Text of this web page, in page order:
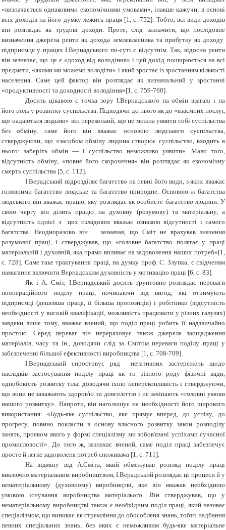
«визначається однаковими економічними умовами», інакше кажучи, в основі
всіх доходів на його думку лежить праця [1, с. 752]. Тобто, всі види доходів
він розглядає як трудові доходи. Проте, слід зазначити, що послідовне
визначення джерела ренти як дохода землевласника та прибутку як доходу
підприємця у працях І.Вернадського по-суті є відсутнім. Так, відосно ренти
він зазначає, що це є «доход від володіння» і цей дохід поширюється на всі
предмети, «якими ми можемо володіти» і який зростає із зростанням кількості
населення. Саме цей фактор він розглядає як визначальний у зростанні
«продуктивності та доходності володіння»[1, с. 759-760].
Досить цікавою є точка зору І.Вернадського на обмін взагалі і на
його роль у розвитку суспільства. Підходячи до нього як до «взаємних послуг,
що надаються людьми» він переконаий, що не можна уявити собі суспільства
без обміну, саме його він вважає основою людського суспільства,
стверджуючи, що «засобом обміну людина створює суспільство, входить в
нього: заберіть обмін — і суспільство неможливо уявити». Мало того,
відсутність обміну, «повне його скорочення» він розглядає як економічну
смерть суспільства [5, с. 112].
І.Верадський підрозділяє багатство на певні його види, з яких вважає
головними багатство людське та багатство природне. Основою ж багатства
людського він вважає працю, яку розглядає як особисте багатство людини. У
свою чергу він ділить працю на духовну (розумову) та матеріальну, а
відсутність однієї з цих складових вважає ознакою відсутності і самого
багатства. Неодноразово він зазначав, що Сміт не врахував значення
розумової праці, і стверджував, що «головне багатство полягає у праці
матеріальній і духовній, яка прямо впливає на задоволення наших потреб»[1,
с. 728]. Саме таке трактування праці, на думку проф. С. Злупка, є свідченям
намагання включити Вернадським духовність у мотивацію праці [6, с. 83].
Як і А. Сміт, І.Вернадський досить ґрунтовно розглядає переваги
поопераційного поділу праці, починаючи від вигод, які отримують
підприємці (дешевша праця, її більша пропозиція) і робітники (відсутність
необхідності у високій кваліфікації, можливість працювати у різних галузях)
завдяки лише тому, вважає вчений, що поділ праці робить її надзвичайно
простою. Серед переваг він перераховує також джерела заощадження
матеріалів, часу та ін., доводячи слід за Смітом переваги поділу праці у
забезпеченні більшої ефективності виробництва [1, с. 708-709].
І.Вернадський спростовує ряд негативних застережень щодо
наслідків застосування поділу праці як то різного роду фізичні вади,
однобокість розвитку тіла, доводячи їхню непереконливість і стверджуючи,
що вони не заважають здоров'ю та довголіттю і не зачіпають «головні умови
нашого розвитку». Напроти, він наголошує на необхідності його широкого
використання: «Будь-яке суспільство, яке прямує вперед, до успіху, до
прогресу, повино покласти в основу власного розвитку закон розподілу
занять, проявом якого у формі спеціалізму ми зобов'язані успіхами сучасної
промисловості». До того ж, зазначає вчений, саме поділ праці забезпечує
просте й легке задоволеня потреб споживача [1, с. 711].
На відміну від А.Сміта, який обмежував розгляд поділу праці
виключно матеріальним виробництвом, І.Верадський розглядає ці процеси й у
нематеріальному (духовному) виробництві, яке він вважав необхідною
умовою існування виробництва матеріалього. Він стверджував, що у
нематеріальному виробництві також є необхідним поділ праці, який називає
спеціалізмом, що виникає як стремління до обособленя знань, тобто надбання
певних спеціальних знань, без яких є неможливим будь-яке матеріальне